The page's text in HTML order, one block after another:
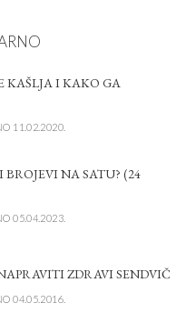
KAŠLJA I KAKO GA
11.02.2020.
BROJEVI NA SATU? (24
05.04.2023.
ZDRAVI SENDVIČ
04.05.2016.